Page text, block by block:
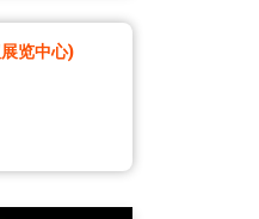
览中心)